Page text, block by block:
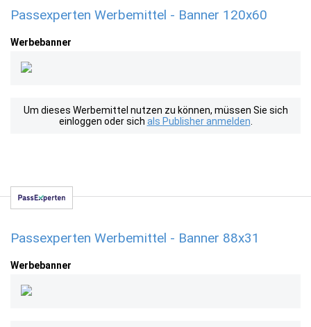
Passexperten Werbemittel - Banner 120x60
Werbebanner
Um dieses Werbemittel nutzen zu können, müssen Sie sich
einloggen oder sich als Publisher anmelden
Passexperten Werbemittel - Banner 88x31
Werbebanner